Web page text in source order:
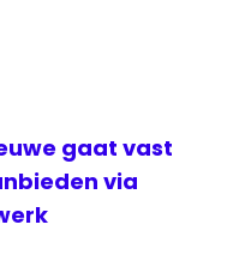
gaat vast
via